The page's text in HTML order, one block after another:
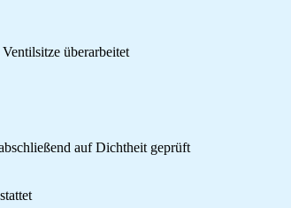
überarbeitet
auf Dichtheit geprüft